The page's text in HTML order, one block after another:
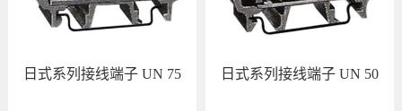
日式系列接线端子 UN 75 日式系列接线端子 UN 50